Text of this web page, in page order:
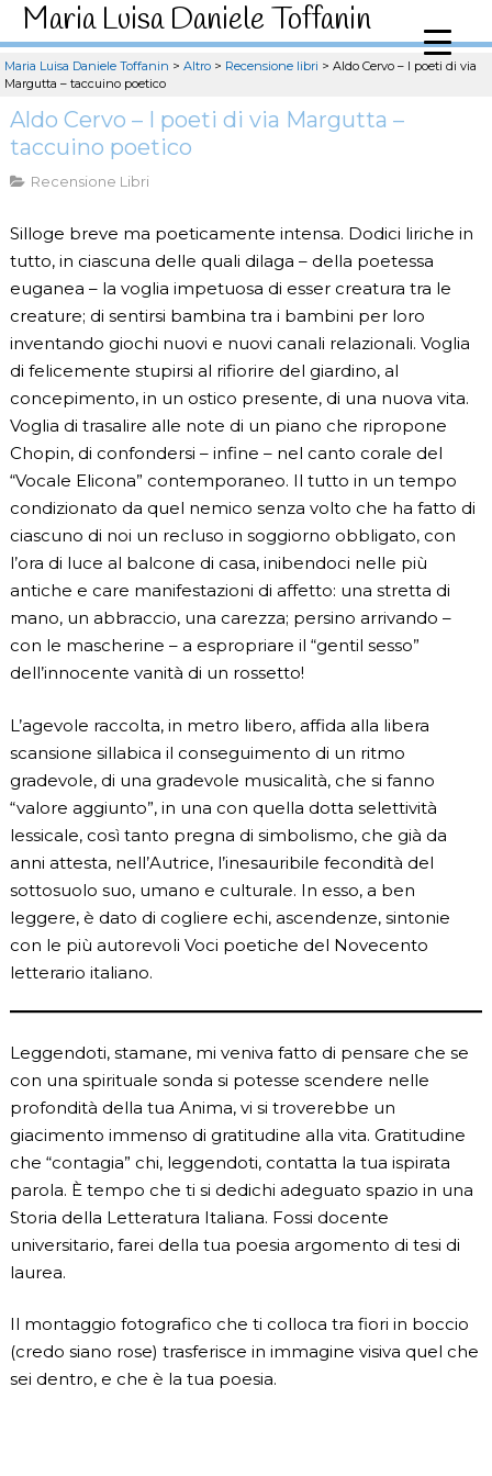
Maria Luisa Daniele Toffanin
Maria Luisa Daniele Toffanin > Altro > Recensione libri > Aldo Cervo – I poeti di via
Margutta – taccuino poetico
Aldo Cervo – I poeti di via Margutta –
taccuino poetico
Recensione Libri
Silloge breve ma poeticamente intensa. Dodici liriche in
tutto, in ciascuna delle quali dilaga – della poetessa
euganea – la voglia impetuosa di esser creatura tra le
creature; di sentirsi bambina tra i bambini per loro
inventando giochi nuovi e nuovi canali relazionali. Voglia
di felicemente stupirsi al rifiorire del giardino, al
concepimento, in un ostico presente, di una nuova vita.
Voglia di trasalire alle note di un piano che ripropone
Chopin, di confondersi – infine – nel canto corale del
“Vocale Elicona” contemporaneo. Il tutto in un tempo
condizionato da quel nemico senza volto che ha fatto di
ciascuno di noi un recluso in soggiorno obbligato, con
l’ora di luce al balcone di casa, inibendoci nelle più
antiche e care manifestazioni di affetto: una stretta di
mano, un abbraccio, una carezza; persino arrivando –
con le mascherine – a espropriare il “gentil sesso”
dell’innocente vanità di un rossetto!
L’agevole raccolta, in metro libero, affida alla libera
scansione sillabica il conseguimento di un ritmo
gradevole, di una gradevole musicalità, che si fanno
“valore aggiunto”, in una con quella dotta selettività
lessicale, così tanto pregna di simbolismo, che già da
anni attesta, nell’Autrice, l’inesauribile fecondità del
sottosuolo suo, umano e culturale. In esso, a ben
leggere, è dato di cogliere echi, ascendenze, sintonie
con le più autorevoli Voci poetiche del Novecento
letterario italiano.
Leggendoti, stamane, mi veniva fatto di pensare che se
con una spirituale sonda si potesse scendere nelle
profondità della tua Anima, vi si troverebbe un
giacimento immenso di gratitudine alla vita. Gratitudine
che “contagia” chi, leggendoti, contatta la tua ispirata
parola. È tempo che ti si dedichi adeguato spazio in una
Storia della Letteratura Italiana. Fossi docente
universitario, farei della tua poesia argomento di tesi di
laurea.
Il montaggio fotografico che ti colloca tra fiori in boccio
(credo siano rose) trasferisce in immagine visiva quel che
sei dentro, e che è la tua poesia.